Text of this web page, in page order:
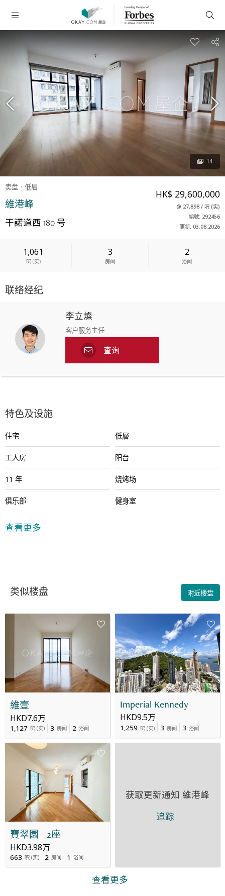
卖盘 低層
維港峰
干諾道西 180 号
HK$ 29,600,000
@ 27,898/ 呎(实)
編號: 292456
更新: 03.08.2026
1,061
呎(实)
3
房间
2
浴间
14
联络经纪
李立燦
客户服务主任
查询
特色及设施
住宅 低層
工人房 阳台
11 年 烧烤场
俱乐部 健身室
游乐场
查看更多
类似楼盘 附近楼盘
維壹
HKD7.6万
1,127 呎 (实) 3 房间 2 浴间
Imperial Kennedy
HKD9.5万
1,259 呎 (实) 3 房间 3 浴间
寶翠園 - 2座
HKD3.98万
663 呎 (实) 2 房间 1 浴间
获取更新通知 維港峰
追踪
查看更多